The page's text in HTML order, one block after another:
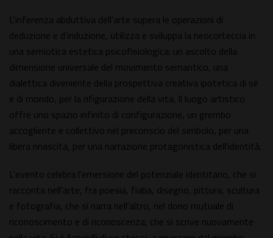
L'inferenza abduttiva dell'arte supera le operazioni di
deduzione e d'induzione, utilizza e sviluppa la neocorteccia in
una semiotica estetica psicofisiologica: un ascolto della
dimensione universale del movimento semantico, una
dialettica diveniente della prospettiva creativa ipotetica di sé
e di mondo, per la rifigurazione della vita. Il luogo artistico
offre uno spazio infinito di configurazione, un grembo
accogliente e collettivo nel preconscio del simbolo, per una
libera rinascita, per una narrazione protagonistica dell'identità.
L'evento celebra l'emersione del potenziale identitario, che si
racconta nell'arte, fra poesia, fiaba, disegno, pittura, scultura
e fotografia, che si narra nell'altro, nel dono mutuale di
riconoscimento e di riconoscenza, che si scrive nuovamente